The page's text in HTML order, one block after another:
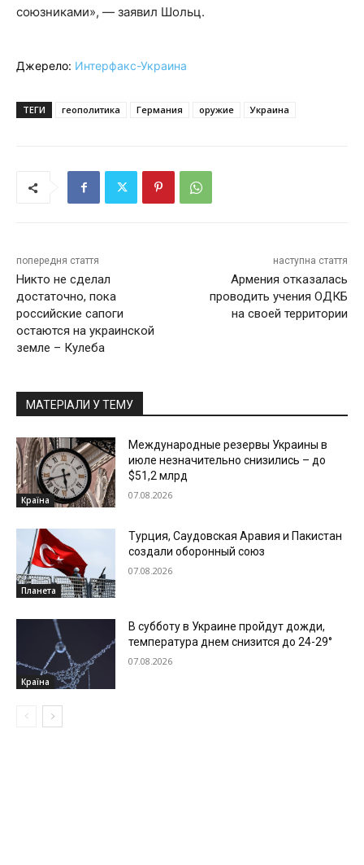
союзниками», — заявил Шольц.
Джерело: Интерфакс-Украина
ТЕГИ геополитика Германия оружие Украина
попередня стаття
Никто не сделал
достаточно, пока
российские сапоги
остаются на украинской
земле – Кулеба
наступна стаття
Армения отказалась
проводить учения ОДКБ
на своей территории
МАТЕРІАЛИ У ТЕМУ
Країна
Международные резервы Украины в
июле незначительно снизились – до
$51,2 млрд
07.08.2026
Планета
Турция, Саудовская Аравия и Пакистан
создали оборонный союз
07.08.2026
Країна
В субботу в Украине пройдут дожди,
температура днем снизится до 24-29°
07.08.2026